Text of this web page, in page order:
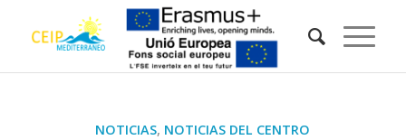
NOTICIAS, NOTICIAS DEL CENTRO